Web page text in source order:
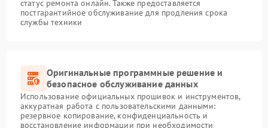
статус ремонта онлайн. Также предоставляется
постгарантийное обслуживание для продления срока
службы техники
Оригинальные программные решение и
безопасное обслуживание данных
Использование официальных прошивок и инструментов,
аккуратная работа с пользовательскими данными:
резервное копирование, конфиденциальность и
восстановление информации при необходимости